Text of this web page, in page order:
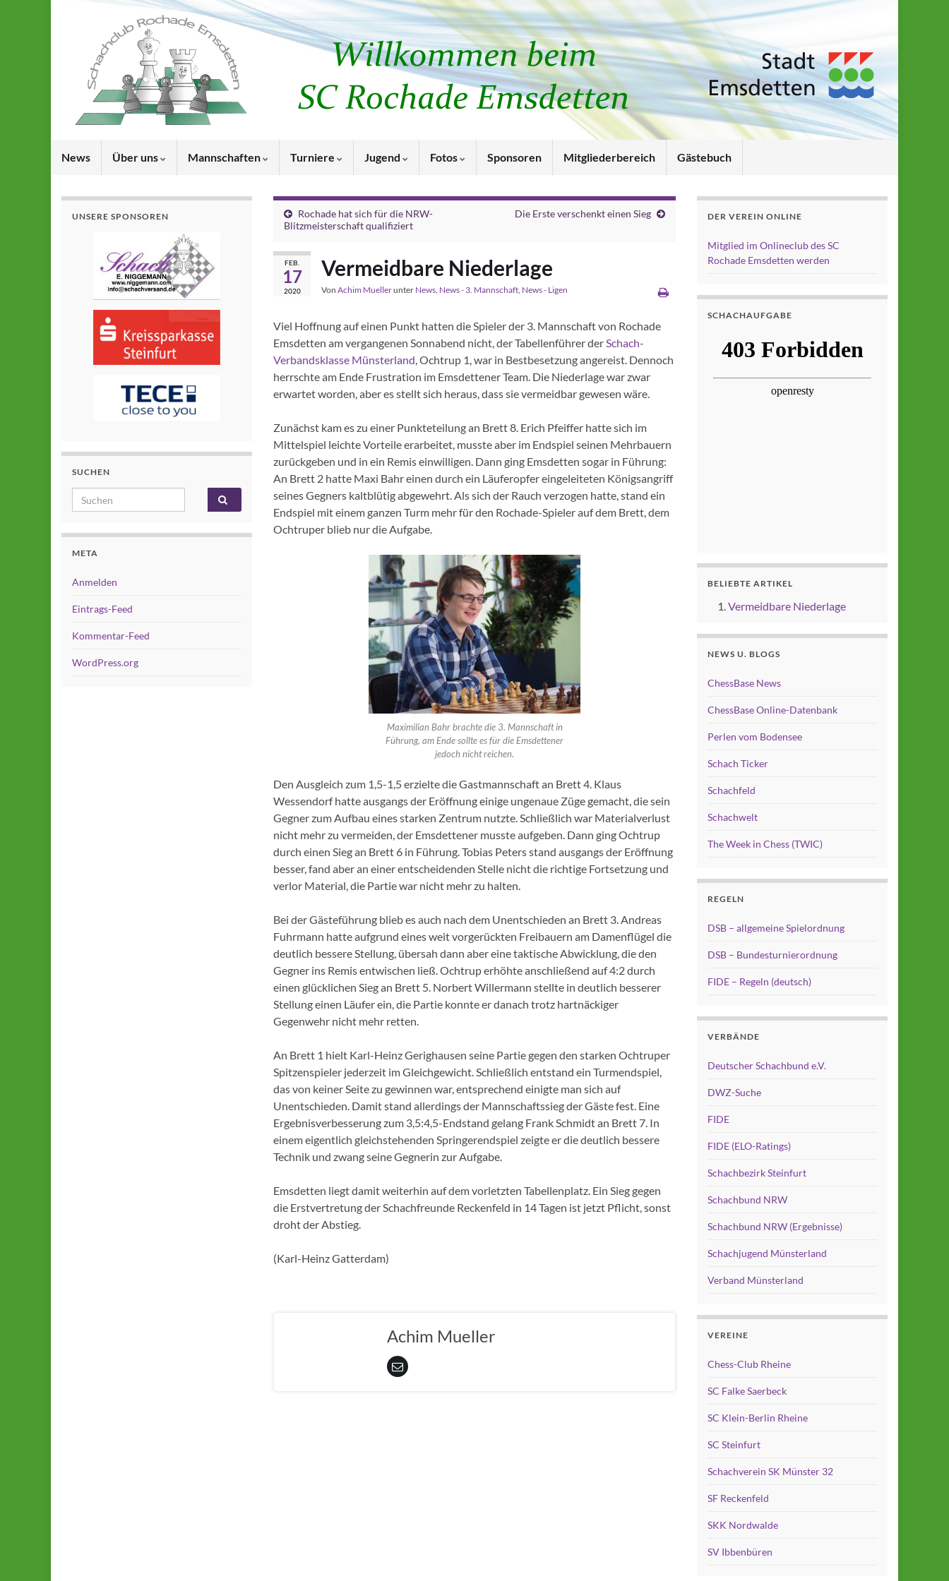
News Über uns Mannschaften Turniere Jugend Fotos Sponsoren Mitgliederbereich Gästebuch
Rochade hat sich für die NRW-
Blitzmeisterschaft qualifiziert
Die Erste verschenkt einen Sieg
FEB.
17
2020
Vermeidbare Niederlage
Von Achim Muellerunter News, News - 3. Mannschaft, News - Ligen
Viel Hoffnung auf einen Punkt hatten die Spieler der 3. Mannschaft von Rochade
Emsdetten am vergangenen Sonnabend nicht, der Tabellenführer derSchach-
Verbandsklasse Münsterland, Ochtrup 1, war in Bestbesetzung angereist. Dennoch
herrschte am Ende Frustration im Emsdettener Team. Die Niederlage war zwar
erwartet worden, aber es stellt sich heraus, dass sie vermeidbar gewesen wäre.
Zunächst kam es zu einer Punkteteilung an Brett 8. Erich Pfeiffer hatte sich im
Mittelspiel leichte Vorteile erarbeitet, musste aber im Endspiel seinen Mehrbauern
zurückgeben und in ein Remis einwilligen. Dann ging Emsdetten sogar in Führung:
An Brett 2 hatte Maxi Bahr einen durch ein Läuferopfer eingeleiteten Königsangriff
seines Gegners kaltblütig abgewehrt. Als sich der Rauch verzogen hatte, stand ein
Endspiel mit einem ganzen Turm mehr für den Rochade-Spieler auf dem Brett, dem
Ochtruper blieb nur die Aufgabe.
Maximilian Bahr brachte die 3. Mannschaft in
Führung, am Ende sollte es für die Emsdettener
jedoch nicht reichen.
Den Ausgleich zum 1,5-1,5 erzielte die Gastmannschaft an Brett 4. Klaus
Wessendorf hatte ausgangs der Eröffnung einige ungenaue Züge gemacht, die sein
Gegner zum Aufbau eines starken Zentrum nutzte. Schließlich war Materialverlust
nicht mehr zu vermeiden, der Emsdettener musste aufgeben. Dann ging Ochtrup
durch einen Sieg an Brett 6 in Führung. Tobias Peters stand ausgangs der Eröffnung
besser, fand aber an einer entscheidenden Stelle nicht die richtige Fortsetzung und
verlor Material, die Partie war nicht mehr zu halten.
Bei der Gästeführung blieb es auch nach dem Unentschieden an Brett 3. Andreas
Fuhrmann hatte aufgrund eines weit vorgerückten Freibauern am Damenflügel die
deutlich bessere Stellung, übersah dann aber eine taktische Abwicklung, die den
Gegner ins Remis entwischen ließ. Ochtrup erhöhte anschließend auf 4:2 durch
einen glücklichen Sieg an Brett 5. Norbert Willermann stellte in deutlich besserer
Stellung einen Läufer ein, die Partie konnte er danach trotz hartnäckiger
Gegenwehr nicht mehr retten.
An Brett 1 hielt Karl-Heinz Gerighausen seine Partie gegen den starken Ochtruper
Spitzenspieler jederzeit im Gleichgewicht. Schließlich entstand ein Turmendspiel,
das von keiner Seite zu gewinnen war, entsprechend einigte man sich auf
Unentschieden. Damit stand allerdings der Mannschaftssieg der Gäste fest. Eine
Ergebnisverbesserung zum 3,5:4,5-Endstand gelang Frank Schmidt an Brett 7. In
einem eigentlich gleichstehenden Springerendspiel zeigte er die deutlich bessere
Technik und zwang seine Gegnerin zur Aufgabe.
Emsdetten liegt damit weiterhin auf dem vorletzten Tabellenplatz. Ein Sieg gegen
die Erstvertretung der Schachfreunde Reckenfeld in 14 Tagen ist jetzt Pflicht, sonst
droht der Abstieg.
(Karl-Heinz Gatterdam)
Achim Mueller
UNSERE SPONSOREN
SUCHEN
Search for:
META
Anmelden
Eintrags-Feed
Kommentar-Feed
WordPress.org
DER VEREIN ONLINE
Mitglied im Onlineclub des SC
Rochade Emsdetten werden
SCHACHAUFGABE
BELIEBTE ARTIKEL
Vermeidbare Niederlage
NEWS U. BLOGS
ChessBase News
ChessBase Online-Datenbank
Perlen vom Bodensee
Schach Ticker
Schachfeld
Schachwelt
The Week in Chess (TWIC)
REGELN
DSB – allgemeine Spielordnung
DSB – Bundesturnierordnung
FIDE – Regeln (deutsch)
VERBÄNDE
Deutscher Schachbund e.V.
DWZ-Suche
FIDE
FIDE (ELO-Ratings)
Schachbezirk Steinfurt
Schachbund NRW
Schachbund NRW (Ergebnisse)
Schachjugend Münsterland
Verband Münsterland
VEREINE
Chess-Club Rheine
SC Falke Saerbeck
SC Klein-Berlin Rheine
SC Steinfurt
Schachverein SK Münster 32
SF Reckenfeld
SKK Nordwalde
SV Ibbenbüren